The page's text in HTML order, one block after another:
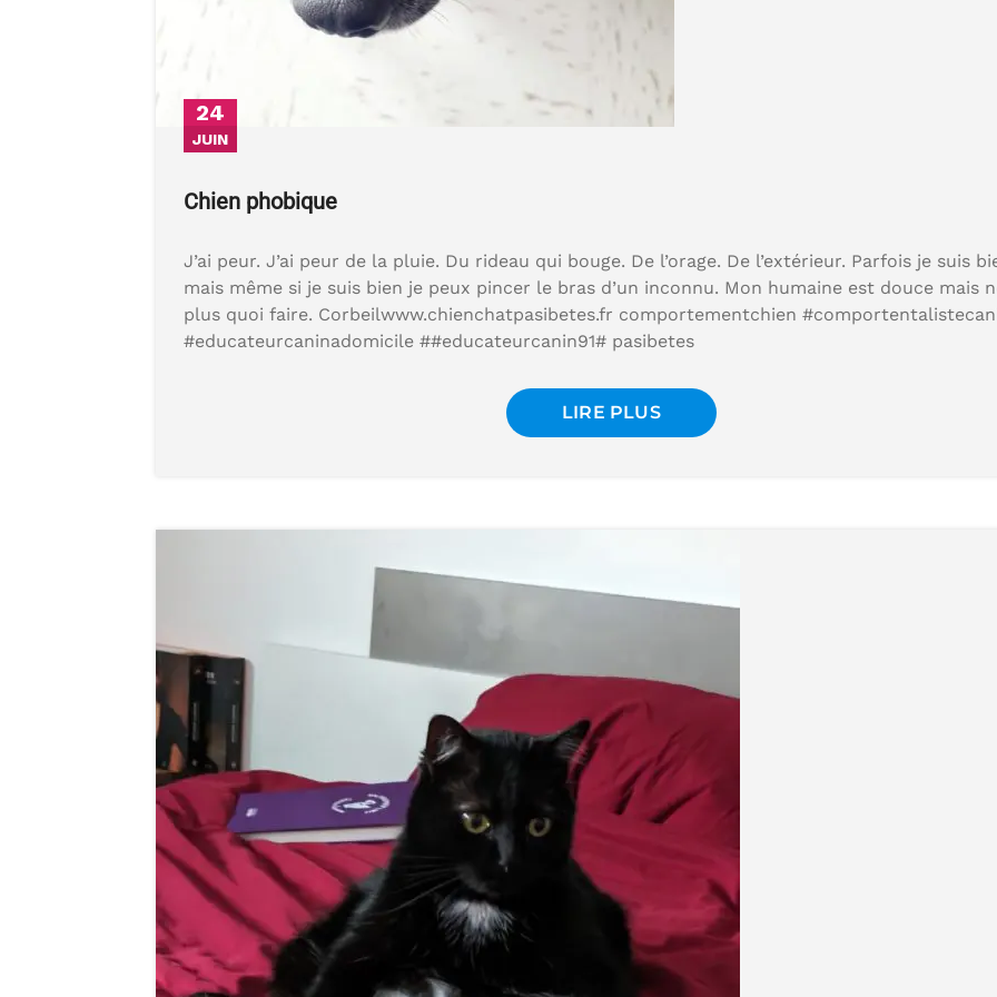
24
JUIN
Chien phobique
J’ai peur. J’ai peur de la pluie. Du rideau qui bouge. De l’orage. De l’extérieur. Parfois je suis
mais même si je suis bien je peux pincer le bras d’un inconnu. Mon humaine est douce mais
plus quoi faire. Corbeilwww.chienchatpasibetes.fr comportementchien
#educateurcaninadomicile ##educateurcanin91# pasibetes
LIRE PLUS